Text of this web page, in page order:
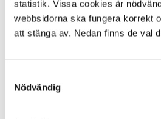
statistik. Vissa cookies är
webbsidorna ska fungera korrekt
att stänga av. Nedan finns de val
Nödvändig
26 September 2024
Nyhet
Hermansens gata intill